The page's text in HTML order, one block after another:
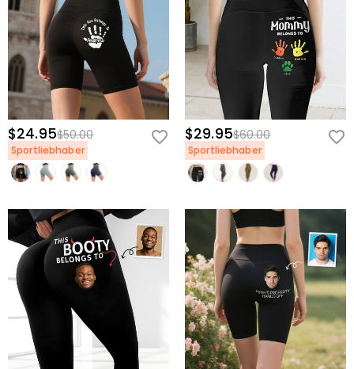
$24.95$50.00
Sportliebhaber
$29.95$60.00
Sportliebhaber